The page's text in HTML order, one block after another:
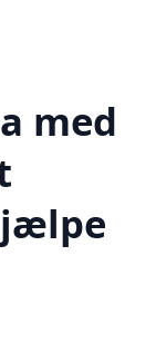
med